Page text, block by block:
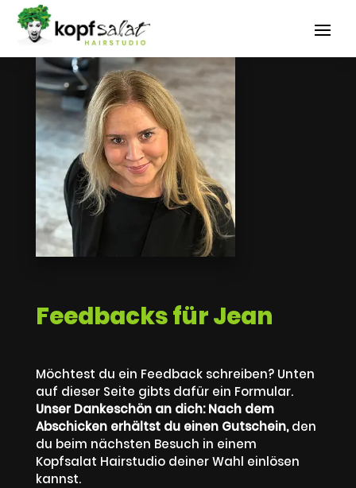
Feedbacks für Jean
Möchtest du ein Feedback schreiben? Unten
auf dieser Seite gibts dafür ein Formular.
Unser Dankeschön an dich: Nach dem
Abschicken erhältst du einen Gutschein,den
du beim nächsten Besuch in einem
Kopfsalat Hairstudio deiner Wahl einlösen
kannst.